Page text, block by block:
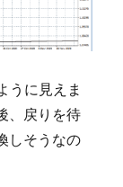
うに見えま
、戻りを待
しそうなの